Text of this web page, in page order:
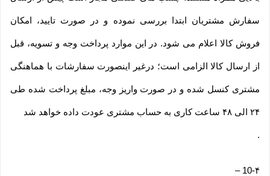
سفارش مشتریان ابتدا بررسی نموده و در صورت تایید، امکان
فروش کالا اعلام می شود. در این موارد پرداخت وجه و تسویه، قبل
از ارسال کالا الزامی است؛ درغیر اینصورت سفارشات با هماهنگی
مشتری کنسل شده و در صورت واریز وجه، مبلغ پرداخت شده طی
۲۴ الی ۴۸ ساعت کاری به حساب مشتری عودت داده خواهد شد
.
10-۴ –